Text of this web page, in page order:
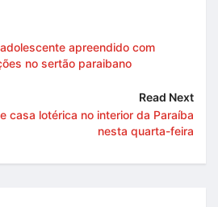
apreendido com
no sertão paraibano
Read Next
casa lotérica no interior da Paraíba
nesta quarta-feira